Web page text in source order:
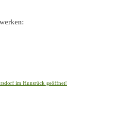
im Hunsrück geöffnet!